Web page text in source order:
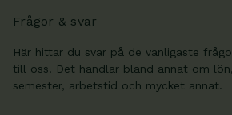
Frågor & svar
Här hittar du svar på de vanligaste
till oss. Det handlar bland annat om
semester, arbetstid och mycket annat.